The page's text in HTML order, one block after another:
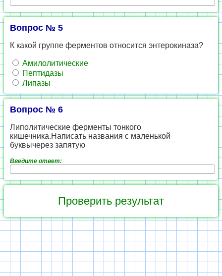
Вопрос № 5
К какой группе ферментов относится энтерокиназа?
Амилолитические
Пептидазы
Липазы
Вопрос № 6
Липолитические ферменты тонкого
кишечника.Написать названия с маленькой
буквычерез запятую
Введите ответ: